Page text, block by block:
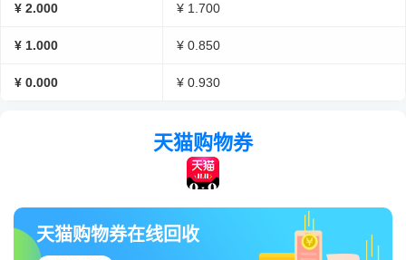
¥ 2.000 ¥ 1.700
¥ 1.000 ¥ 0.850
¥ 0.000 ¥ 0.930
天猫购物券
天猫购物券在线回收